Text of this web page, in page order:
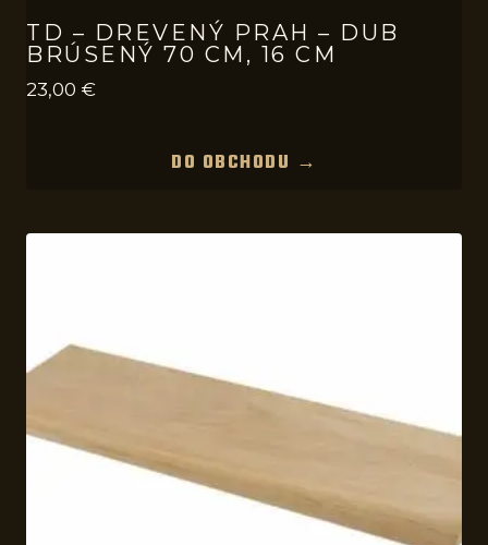
TD – DREVENÝ PRAH – DUB
BRÚSENÝ 70 CM, 16 CM
23,00 €
DO OBCHODU →